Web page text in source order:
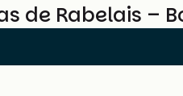
de Rabelais –